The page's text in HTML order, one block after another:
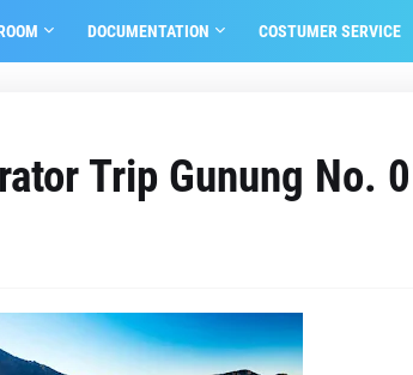
DOCUMENTATION COSTUMER SERVICE
Trip Gunung No.